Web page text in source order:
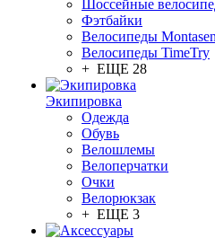
Шоссейные
Фэтбайки
Велосипеды Montasen
Велосипеды TimeTry
+ ЕЩЕ 28
Экипировка
Одежда
Обувь
Велошлемы
Велоперчатки
Очки
Велорюкзак
+ ЕЩЕ 3